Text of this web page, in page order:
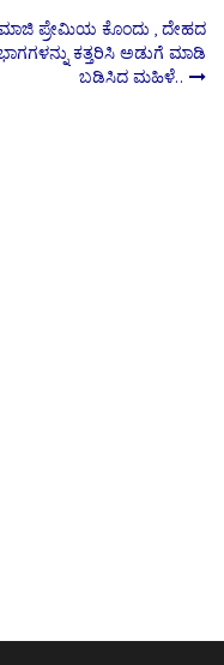
ಪ್ರೇಮಿಯ ಕೊಂದು , ದೇಹದ
ಕತ್ತರಿಸಿ ಅಡುಗೆ ಮಾಡಿ
ಬಡಿಸಿದ ಮಹಿಳೆ..